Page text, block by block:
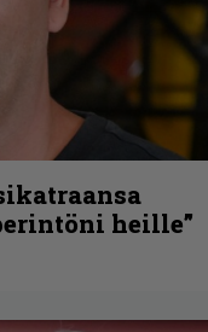
heille”